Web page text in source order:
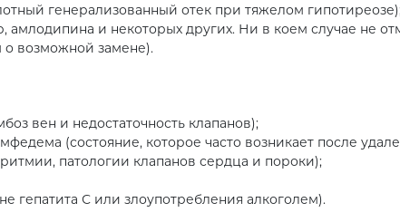
генерализованный отек при тяжелом
и некоторых других. Ни в коем случае не
о возможной замене).
вен и недостаточность клапанов);
(состояние, которое часто возникает после
патологии клапанов сердца и пороки);
гепатита С или злоупотребления алкоголем).